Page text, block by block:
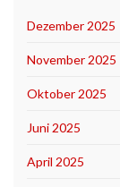
Dezember 2025
November 2025
Oktober 2025
Juni 2025
April 2025